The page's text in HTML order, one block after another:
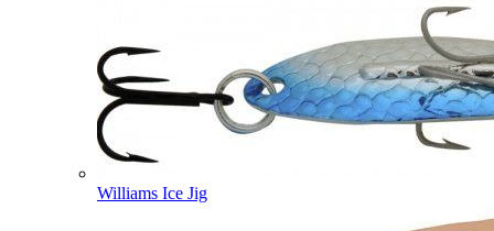
Williams Ice Jig